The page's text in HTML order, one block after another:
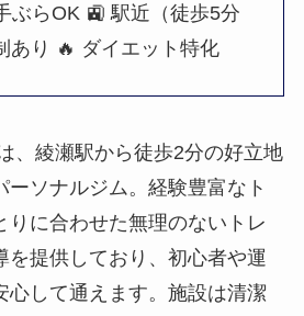
ぶらOK 🚉 駅近（徒歩5分
あり 🔥 ダイエット特化
、綾瀬駅から徒歩2分の好立地
ーソナルジム。経験豊富なト
りに合わせた無理のないトレ
を提供しており、初心者や運
心して通えます。施設は清潔